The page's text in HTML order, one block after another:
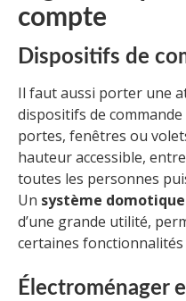
compte
Dispositifs de
Il faut aussi porter une
dispositifs de
portes, fenêtres ou
hauteur accessible,
toutes les personnes
Un système domotique
d’une grande utilité,
certaines fonctionnalités
Électroménager